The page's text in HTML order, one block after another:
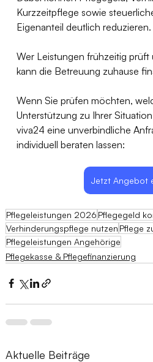
Kurzzeitpflege sowie
Eigenanteil deutlich reduzieren.
Wer Leistungen frühzeitig prüft
kann die Betreuung zuhause
Wenn Sie prüfen möchten,
Unterstützung zu Ihrer
viva24 eine unverbindliche
individuell beraten lassen:
Jetzt Angebot
Pflegeleistungen 2026 Pflegegeld
Verhinderungspflege nutzen Pflege
Pflegeleistungen Angehörige
Pflegekasse & Pflegefinanzierung
Aktuelle Beiträge